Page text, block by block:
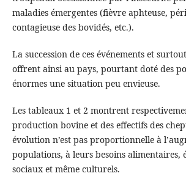
maladies émergentes (fièvre aphteuse,
contagieuse des bovidés, etc.).
La succession de ces événements et
offrent ainsi au pays, pourtant doté des
énormes une situation peu envieuse.
Les tableaux 1 et 2 montrent
production bovine et des effectifs des
évolution n’est pas proportionnelle à
populations, à leurs besoins alimentaires,
sociaux et même culturels.